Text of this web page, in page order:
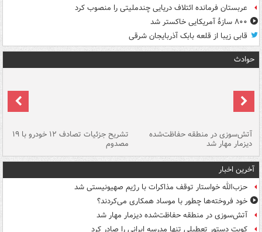
عربستان فرمانده ائتلاف دریایی چندملیتی را منصوب کرد
۸۰۰ سازۀ آمریکایی خاکستر شد
قابی زیبا از قلعه بابک آذربایجان شرقی
حوادث
آتش‌سوزی در منطقه حفاظت‌شده
دیزمار مهار شد
تشریح جزئیات تصادف ۱۲ خودرو با ۱۹
مصدوم
آخرین اخبار
حزب‌الله خواستار توقف مذاکرات با رژیم صهیونیستی شد
خود فروخته‌ها چطور با موساد همکاری می‌کردند؟
آتش‌سوزی در منطقه حفاظت‌شده دیزمار مهار شد
کویت دستور تعطیلی تنها مدرسه ایرانی را صادر کرد